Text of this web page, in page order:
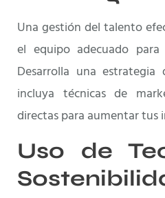
Una gestión del talento
el equipo adecuado
Desarrolla una
incluya técnicas de
directas para aumentar tus
Uso de